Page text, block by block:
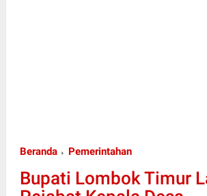
Beranda Pemerintahan
Bupati Lombok Timur